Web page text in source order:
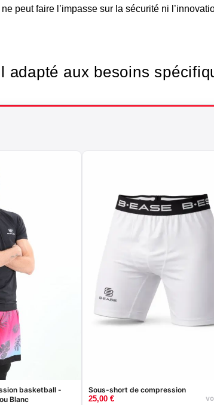
peut faire l’impasse sur la sécurité ni
adapté aux besoins
basketball -
Blanc
Sous-short de compression
25,00 €